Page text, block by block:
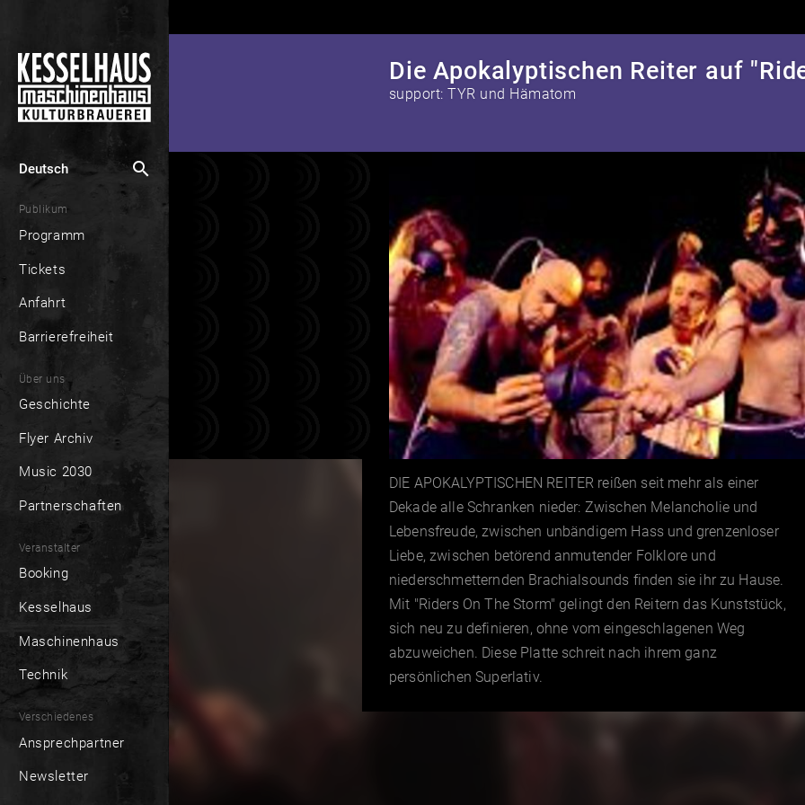
Deutsch search
Publikum
Programm
Tickets
Anfahrt
Barrierefreiheit
Über uns
Geschichte
Flyer Archiv
Music 2030
Partnerschaften
Veranstalter
Booking
Kesselhaus
Maschinenhaus
Technik
Verschiedenes
Ansprechpartner
Newsletter
support: TYR und Hämatom
DIE APOKALYPTISCHEN REITER reißen seit mehr als einer
Dekade alle Schranken nieder: Zwischen Melancholie und
Lebensfreude, zwischen unbändigem Hass und grenzenloser
Liebe, zwischen betörend anmutender Folklore und
niederschmetternden Brachialsounds finden sie ihr zu Hause.
Mit "Riders On The Storm" gelingt den Reitern das Kunststück,
sich neu zu definieren, ohne vom eingeschlagenen Weg
abzuweichen. Diese Platte schreit nach ihrem ganz
persönlichen Superlativ.